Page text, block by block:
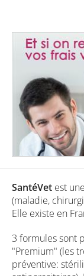
SantéVet est
(maladie,
Elle existe en
3 formules sont
"Premium" (les
préventive: